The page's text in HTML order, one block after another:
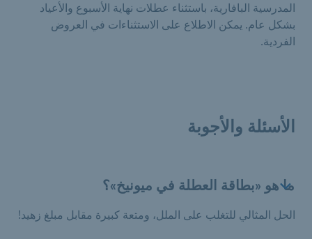
المدرسية البافارية، باستثناء عطلات نهاية الأسبوع والأعياد
بشكل عام. يمكن الاطلاع على الاستثناءات في العروض
الفردية.
الأسئلة والأجوبة
ما هو «بطاقة العطلة في ميونيخ»؟
الحل المثالي للتغلب على الملل، ومتعة كبيرة مقابل مبلغ زهيد!